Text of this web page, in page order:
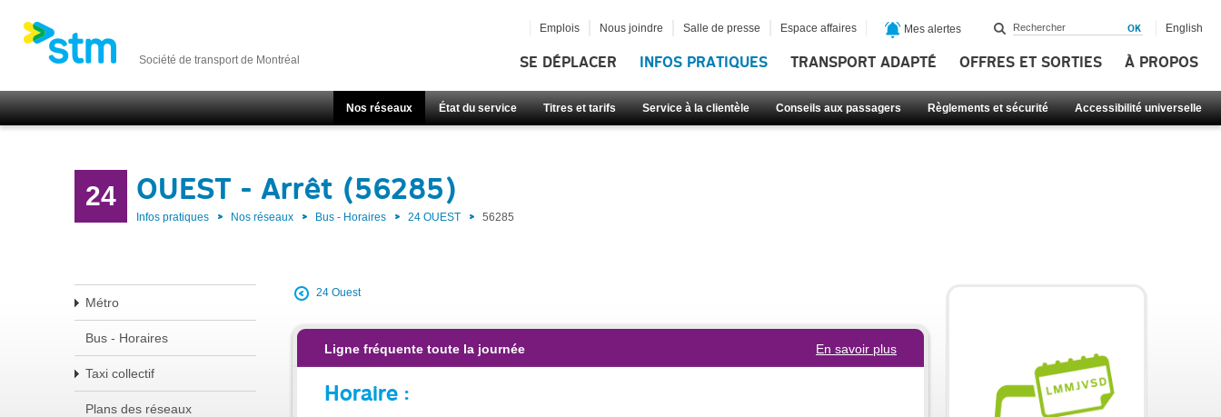
Société de transport de Montréal SE DÉPLACER INFOS PRATIQUES TRANSPORT ADAPTÉ OFFRES ET SORTIES À PROPOS
Nos réseaux État du service Titres et tarifs Service à la clientèle Conseils aux passagers Règlements et sécurité Accessibilité universelle
Emplois Nous joindre Salle de presse Espace affaires Mes alertes English
24 OUEST - Arrêt (56285)
Infos pratiques Nos réseaux Bus - Horaires 24 OUEST 56285
Métro
Bus - Horaires
Taxi collectif
Plans des réseaux
24 Ouest
Ligne fréquente toute la journée En savoir plus
Horaire :